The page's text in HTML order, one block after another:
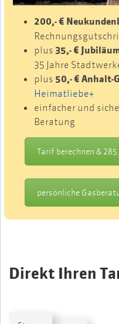
200,- €
plus 35,- €
35 Jahre
plus 50,- € Anhalt-
Heimatliebe+
einfacher und
Beratung
Tarif berechnen &
persönliche
Direkt Ihren